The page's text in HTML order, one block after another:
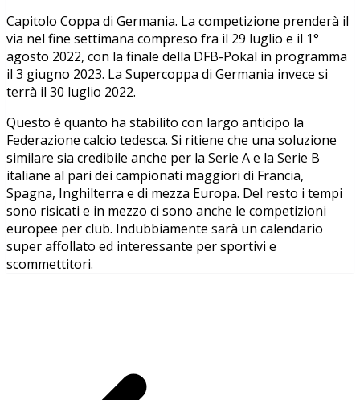
Capitolo Coppa di Germania. La competizione prenderà il
via nel fine settimana compreso fra il 29 luglio e il 1°
agosto 2022, con la finale della DFB-Pokal in programma
il 3 giugno 2023. La Supercoppa di Germania invece si
terrà il 30 luglio 2022.
Questo è quanto ha stabilito con largo anticipo la
Federazione calcio tedesca. Si ritiene che una soluzione
similare sia credibile anche per la Serie A e la Serie B
italiane al pari dei campionati maggiori di Francia,
Spagna, Inghilterra e di mezza Europa. Del resto i tempi
sono risicati e in mezzo ci sono anche le competizioni
europee per club. Indubbiamente sarà un calendario
super affollato ed interessante per sportivi e
scommettitori.